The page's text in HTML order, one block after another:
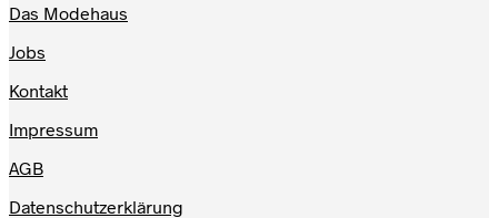
Das Modehaus
Jobs
Kontakt
Impressum
AGB
Datenschutzerklärung